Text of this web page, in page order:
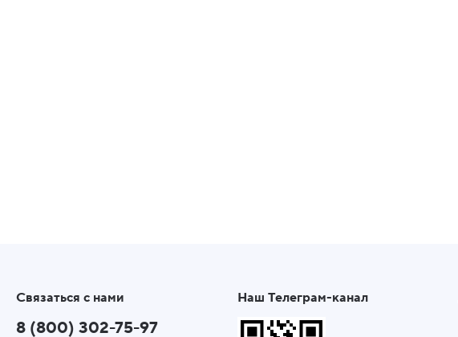
Связаться с нами
8 (800) 302-75-97
Наш Телеграм-канал